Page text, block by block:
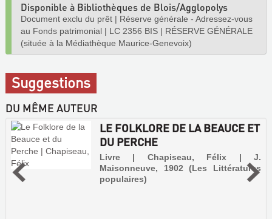
Disponible à Bibliothèques de Blois/Agglopolys
Document exclu du prêt | Réserve générale - Adressez-vous
au Fonds patrimonial | LC 2356 BIS | RÉSERVE GÉNÉRALE
(située à la Médiathèque Maurice-Genevoix)
Suggestions
DU MÊME AUTEUR
LE FOLKLORE DE LA BEAUCE ET
DU PERCHE
Livre | Chapiseau, Félix | J.
Maisonneuve, 1902 (Les Littératures
populaires)